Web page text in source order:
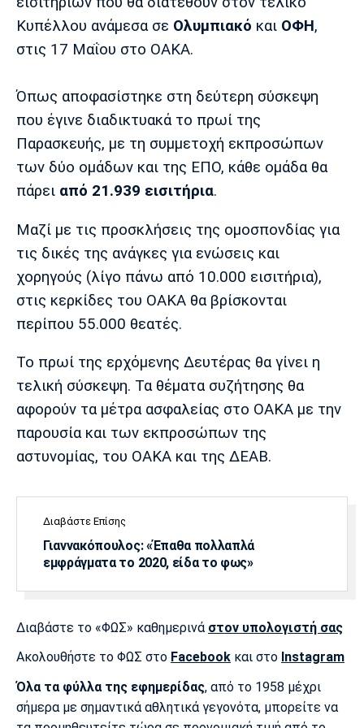
Πολιτισμός
Τραγούδια
Running
Media
Παρασκήνιο
Πρόγραμμα TV
Μπαρτσελόνα
Μαδρίτης
Μάντσεστερ
Γιουνάιτεντ
Τσέλσι Άρσεναλ
Λίβερπουλ
Μάντσεστερ
Σίτι
Γιουβέντους
Ίντερ Μίλαν Μπάγερν
Μπορούσια
Ντόρτμουντ
Παρί Σεν
Ζερμέν
Μαρσέιγ
Μονακό
Ερυθρός
Τότεναμ
Κυπέλλου ανάμεσα σε Ολυμπιακό και ΟΦΗ,
στις 17 Μαΐου στο ΟΑΚΑ.
Όπως αποφασίστηκε στη δεύτερη σύσκεψη
που έγινε διαδικτυακά το πρωί της
Παρασκευής, με τη συμμετοχή εκπροσώπων
των δύο ομάδων και της ΕΠΟ, κάθε ομάδα θα
πάρει από 21.939 εισιτήρια.
Μαζί με τις προσκλήσεις της ομοσπονδίας για
τις δικές της ανάγκες για ενώσεις και
χορηγούς (λίγο πάνω από 10.000 εισιτήρια),
στις κερκίδες του ΟΑΚΑ θα βρίσκονται
περίπου 55.000 θεατές.
Το πρωί της ερχόμενης Δευτέρας θα γίνει η
τελική σύσκεψη. Τα θέματα συζήτησης θα
αφορούν τα μέτρα ασφαλείας στο ΟΑΚΑ με την
παρουσία και των εκπροσώπων της
αστυνομίας, του ΟΑΚΑ και της ΔΕΑΒ.
Διαβάστε Επίσης
Γιαννακόπουλος: «Έπαθα πολλαπλά
εμφράγματα το 2020, είδα το φως»
Διαβάστε το «ΦΩΣ» καθημερινά στον υπολογιστή σας
Ακολουθήστε το ΦΩΣ στο Facebook και στο Instagram
Όλα τα φύλλα της εφημερίδας, από το 1958 μέχρι
σήμερα με σημαντικά αθλητικά γεγονότα, μπορείτε να